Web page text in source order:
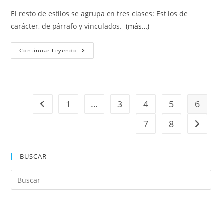
El resto de estilos se agrupa en tres clases: Estilos de
carácter, de párrafo y vinculados.(más…)
Continuar Leyendo Tipos
De
Ir a la página anterior
1 … 3 4 5
6
7
8 Ir a la
BUSCAR